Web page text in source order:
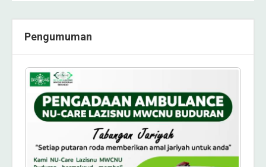
Pengumuman